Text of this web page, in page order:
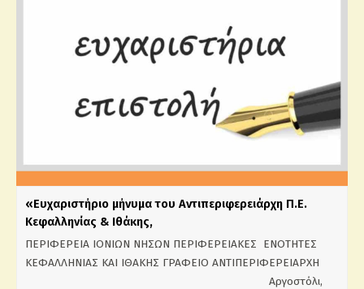
«Ευχαριστήριο μήνυμα του Αντιπεριφερειάρχη Π.Ε.
Κεφαλληνίας & Ιθάκης,
ΠΕΡΙΦΕΡΕΙΑ ΙΟΝΙΩΝ ΝΗΣΩΝ ΠΕΡΙΦΕΡΕΙΑΚΕΣ ΕΝΟΤΗΤΕΣ
ΚΕΦΑΛΛΗΝΙΑΣ ΚΑΙ ΙΘΑΚΗΣ ΓΡΑΦΕΙΟ ΑΝΤΙΠΕΡΙΦΕΡΕΙΑΡΧΗ
Αργοστόλι,